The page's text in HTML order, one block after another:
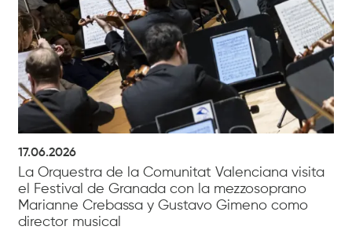
17.06.2026
La Orquestra de la Comunitat Valenciana visita
el Festival de Granada con la mezzosoprano
Marianne Crebassa y Gustavo Gimeno como
director musical